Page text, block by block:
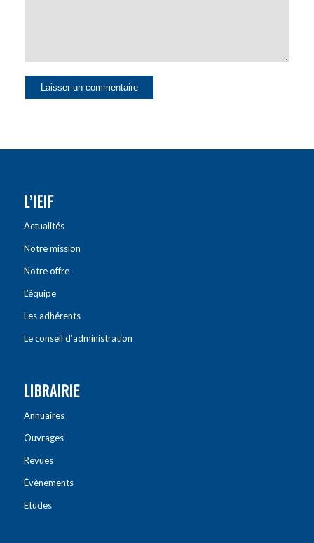
L’IEIF
Actualités
Notre mission
Notre offre
L’équipe
Les adhérents
Le conseil d’administration
LIBRAIRIE
Annuaires
Ouvrages
Revues
Évènements
Etudes